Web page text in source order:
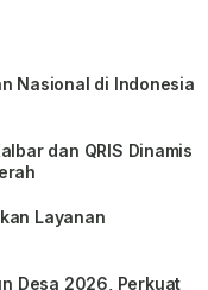
Nasional di Indonesia
dan QRIS Dinamis
Layanan
Desa 2026, Perkuat